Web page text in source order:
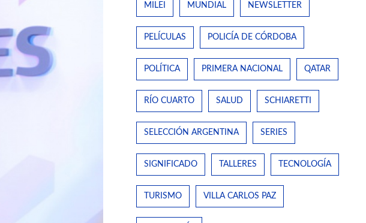
MILEI MUNDIAL NEWSLETTER
PELÍCULAS POLICÍA DE CÓRDOBA
POLÍTICA PRIMERA NACIONAL QATAR
RÍO CUARTO SALUD SCHIARETTI
SELECCIÓN ARGENTINA SERIES
SIGNIFICADO TALLERES TECNOLOGÍA
TURISMO VILLA CARLOS PAZ